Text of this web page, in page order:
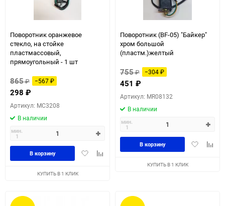
Поворотник оранжевое
стекло, на стойке
пластмассовый,
прямоугольный - 1 шт
865₽ −567₽
298 ₽
Артикул: MC3208
В наличии
мин.
1
ДобавитьДобавить
В корзину
КУПИТЬ В 1 КЛИК
Поворотник (BF-05) "Байкер"
хром большой
(пластм.)желтый
755₽ −304₽
451 ₽
Артикул: MR08132
В наличии
мин.
1
Добавить
В корзину
КУПИТЬ В 1 КЛИК